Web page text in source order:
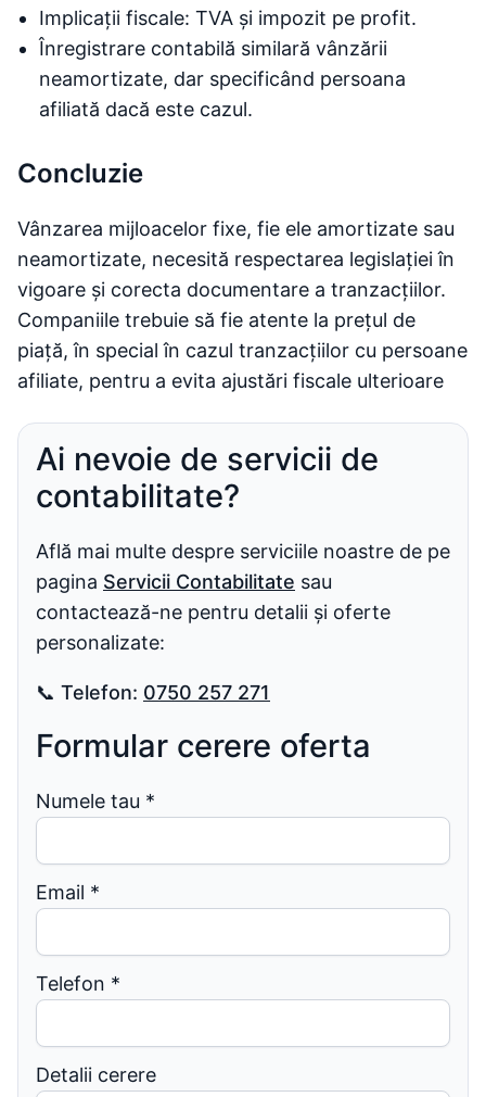
Implicații fiscale: TVA și impozit pe profit.
Înregistrare contabilă similară vânzării
neamortizate, dar specificând persoana
afiliată dacă este cazul.
Concluzie
Vânzarea mijloacelor fixe, fie ele amortizate sau
neamortizate, necesită respectarea legislației în
vigoare și corecta documentare a tranzacțiilor.
Companiile trebuie să fie atente la prețul de
piață, în special în cazul tranzacțiilor cu persoane
afiliate, pentru a evita ajustări fiscale ulterioare
Ai nevoie de servicii de
contabilitate?
Află mai multe despre serviciile noastre de pe
pagina Servicii Contabilitate sau
contactează-ne pentru detalii și oferte
personalizate:
📞 Telefon: 0750 257 271
Formular cerere oferta
Numele tau *
Email *
Telefon *
Detalii cerere